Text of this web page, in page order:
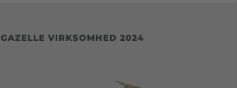
GAZELLE VIRKSOMHED 2024